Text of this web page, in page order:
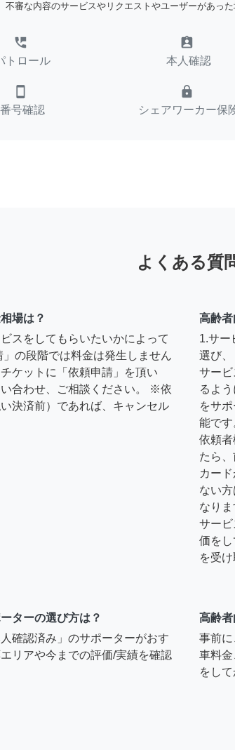
不審な内容のサービスやリクエストやユーザーがあった
perm_phone_msg
トロール
assignment_ind
本人確認
smartphone
番号確認
lock
シェアワーカー保
よくある質
場は？
スをしてもらいたいかによって
の段階では料金は発生しません
ケットに「依頼申請」を頂い
合わせ、ご相談ください。 ※依
決済前）であれば、キャンセル
高齢
1.サー
選び
サー
るよ
をサ
能です
依頼
たら
カー
ない
なり
サー
価を
を受
ターの選び方は？
確認済み」のサポーターがおす
リアや今までの評価/実績を確認
高齢
事前
車料
をし